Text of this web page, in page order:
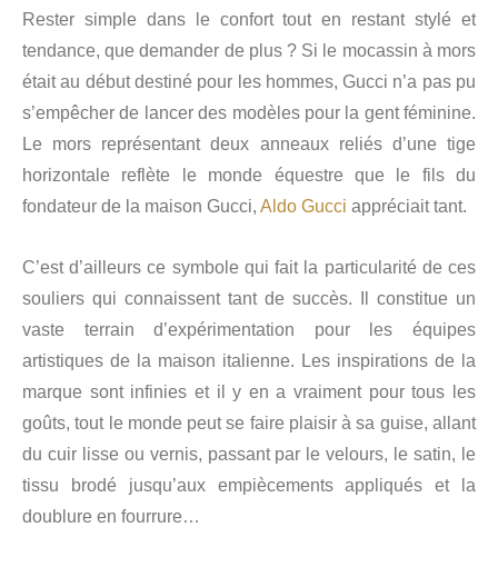
Rester simple dans le confort tout en restant stylé et
tendance, que demander de plus ? Si le mocassin à mors
était au début destiné pour les hommes, Gucci n’a pas pu
s’empêcher de lancer des modèles pour la gent féminine.
Le mors représentant deux anneaux reliés d’une tige
horizontale reflète le monde équestre que le fils du
fondateur de la maison Gucci, Aldo Gucci appréciait tant.
C’est d’ailleurs ce symbole qui fait la particularité de ces
souliers qui connaissent tant de succès. Il constitue un
vaste terrain d’expérimentation pour les équipes
artistiques de la maison italienne. Les inspirations de la
marque sont infinies et il y en a vraiment pour tous les
goûts, tout le monde peut se faire plaisir à sa guise, allant
du cuir lisse ou vernis, passant par le velours, le satin, le
tissu brodé jusqu’aux empiècements appliqués et la
doublure en fourrure…